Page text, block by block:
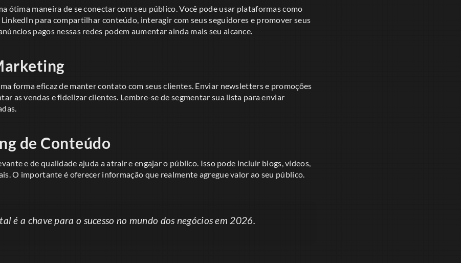
ótima maneira de se conectar com seu público. Você pode usar plataformas como
para compartilhar conteúdo, interagir com seus seguidores e promover seus
pagos nessas redes podem aumentar ainda mais seu alcance.
forma eficaz de manter contato com seus clientes. Enviar newsletters e promoções
as vendas e fidelizar clientes. Lembre-se de segmentar sua lista para enviar
de Conteúdo
e de qualidade ajuda a atrair e engajar o público. Isso pode incluir blogs, vídeos,
O importante é oferecer informação que realmente agregue valor ao seu público.
é a chave para o sucesso no mundo dos negócios em 2026.